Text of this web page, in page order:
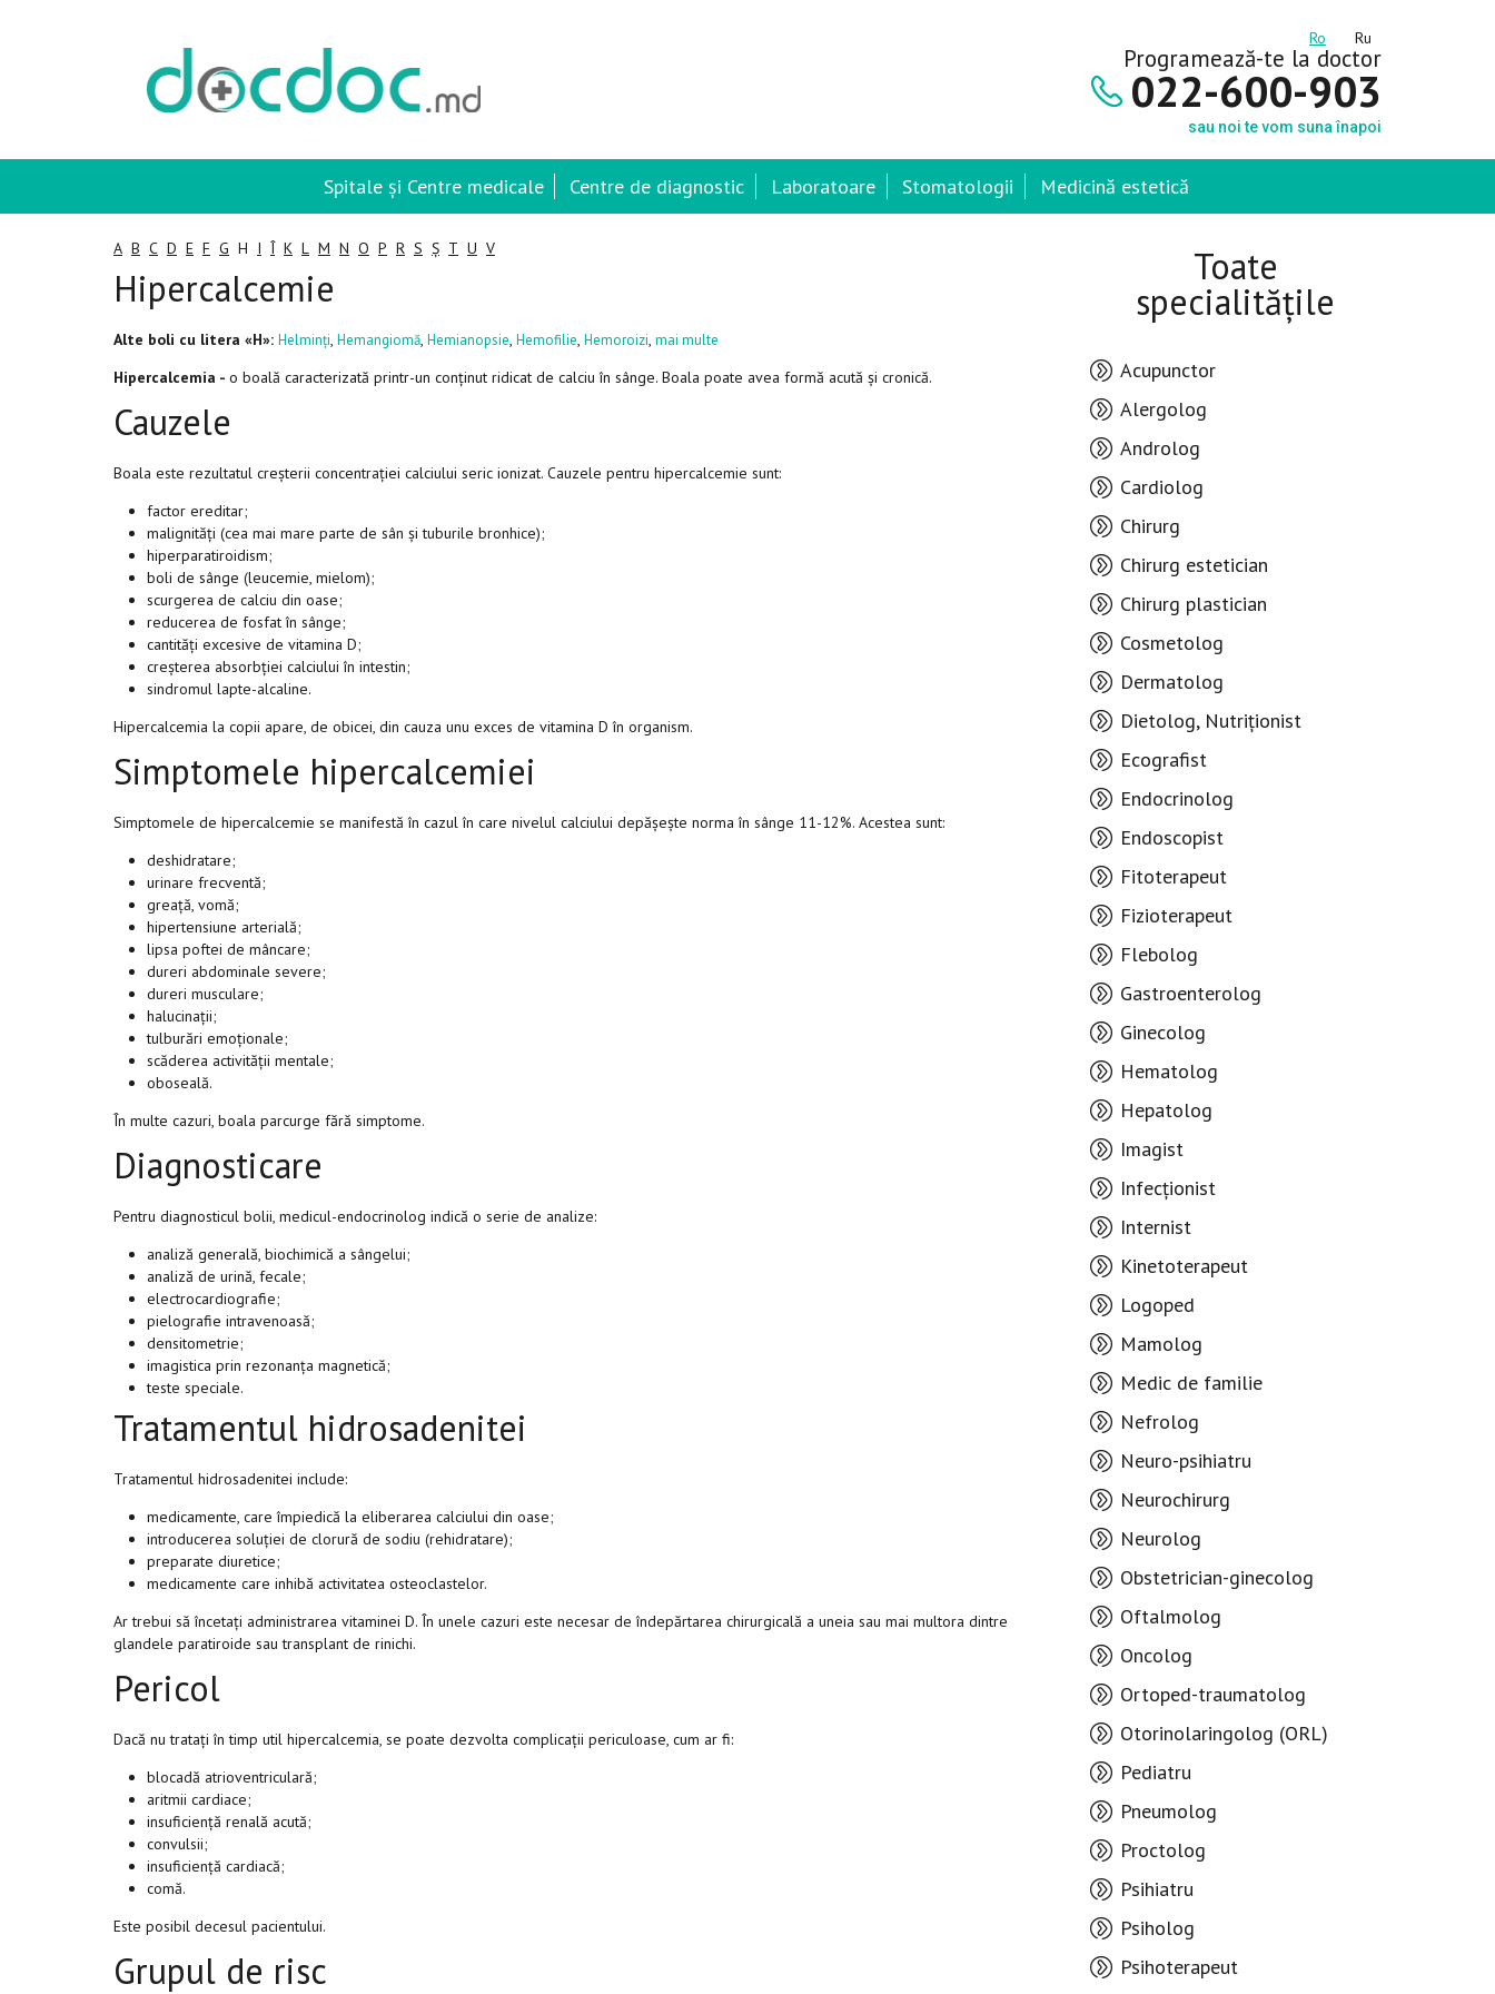
Ro Ru
Programează-te la doctor
022-600-903
sau noi te vom suna înapoi
Spitale și Centre medicale Centre de diagnostic Laboratoare Stomatologii Medicină estetică
A B C D E F G H I Î K L M N O P R S Ș T U V
Hipercalcemie
Alte boli cu litera «H»: Helminți, Hemangiomă, Hemianopsie, Hemofilie, Hemoroizi, mai multe
Hipercalcemia - o boală caracterizată printr-un conținut ridicat de calciu în sânge. Boala poate avea formă acută și cronică.
Cauzele
Boala este rezultatul creșterii concentrației calciului seric ionizat. Cauzele pentru hipercalcemie sunt:
factor ereditar;
malignități (cea mai mare parte de sân și tuburile bronhice);
hiperparatiroidism;
boli de sânge (leucemie, mielom);
scurgerea de calciu din oase;
reducerea de fosfat în sânge;
cantități excesive de vitamina D;
creșterea absorbției calciului în intestin;
sindromul lapte-alcaline.
Hipercalcemia la copii apare, de obicei, din cauza unu exces de vitamina D în organism.
Simptomele hipercalcemiei
Simptomele de hipercalcemie se manifestă în cazul în care nivelul calciului depășește norma în sânge 11-12%. Acestea sunt:
deshidratare;
urinare frecventă;
greață, vomă;
hipertensiune arterială;
lipsa poftei de mâncare;
dureri abdominale severe;
dureri musculare;
halucinații;
tulburări emoționale;
scăderea activității mentale;
oboseală.
În multe cazuri, boala parcurge fără simptome.
Diagnosticare
Pentru diagnosticul bolii, medicul-endocrinolog indică o serie de analize:
analiză generală, biochimică a sângelui;
analiză de urină, fecale;
electrocardiografie;
pielografie intravenoasă;
densitometrie;
imagistica prin rezonanța magnetică;
teste speciale.
Tratamentul hidrosadenitei
Tratamentul hidrosadenitei include:
medicamente, care împiedică la eliberarea calciului din oase;
introducerea soluției de clorură de sodiu (rehidratare);
preparate diuretice;
medicamente care inhibă activitatea osteoclastelor.
Ar trebui să încetați administrarea vitaminei D. În unele cazuri este necesar de îndepărtarea chirurgicală a uneia sau mai multora dintre
glandele paratiroide sau transplant de rinichi.
Pericol
Dacă nu tratați în timp util hipercalcemia, se poate dezvolta complicații periculoase, cum ar fi:
blocadă atrioventriculară;
aritmii cardiace;
insuficiență renală acută;
convulsii;
insuficiență cardiacă;
comă.
Este posibil decesul pacientului.
Grupul de risc
Toate
specialitățile
Acupunctor
Alergolog
Androlog
Cardiolog
Chirurg
Chirurg estetician
Chirurg plastician
Cosmetolog
Dermatolog
Dietolog, Nutriționist
Ecografist
Endocrinolog
Endoscopist
Fitoterapeut
Fizioterapeut
Flebolog
Gastroenterolog
Ginecolog
Hematolog
Hepatolog
Imagist
Infecționist
Internist
Kinetoterapeut
Logoped
Mamolog
Medic de familie
Nefrolog
Neuro-psihiatru
Neurochirurg
Neurolog
Obstetrician-ginecolog
Oftalmolog
Oncolog
Ortoped-traumatolog
Otorinolaringolog (ORL)
Pediatru
Pneumolog
Proctolog
Psihiatru
Psiholog
Psihoterapeut